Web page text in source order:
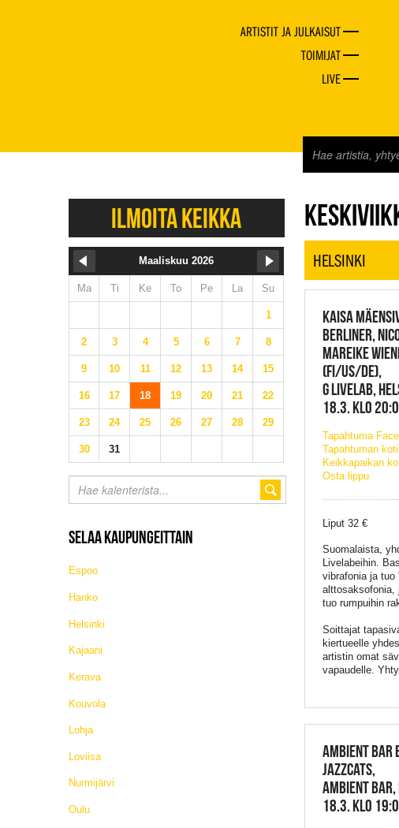
ARTISTIT JA JULKAISUT
TOIMIJAT
LIVE
ILMOITA KEIKKA
Maaliskuu 2026
Ma Ti Ke To Pe La Su
1
2 3 4 5 6 7 8
9 10 11 12 13 14 15
16 17 18 19 20 21 22
23 24 25 26 27 28 29
30 31
SELAA KAUPUNGEITTAIN
Espoo
Hanko
Helsinki
Kajaani
Kerava
Kouvola
Lohja
Loviisa
Nurmijärvi
Oulu
JAZZ
HELSINKI
KAISA
BERLINER,
MAREIKE
(FI/US/DE),
G LIVELAB,
18.3. KLO
Tapahtuma
Tapahtuman
Keikkapaikan
Osta lippu
Liput 32 €
Suomalaista,
Livelabeihin.
vibrafonia ja tuo
alttosaksofonia,
tuo rumpuihin
Soittajat
kiertueelle
artistin omat
vapaudelle.
AMBIENT BAR
JAZZCATS,
AMBIENT BAR,
18.3. KLO